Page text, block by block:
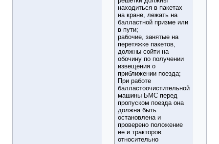
находиться в пакетах
на кране, лежать на
балластной призме или
в пути;
рабочие, занятые на
перетяжке пакетов,
должны сойти на
обочину по получении
извещения о
приближении поезда;
При работе
балластоочистительной
машины БМС перед
пропуском поезда она
должна быть
остановлена и
проверено положение
ее и тракторов
относительно